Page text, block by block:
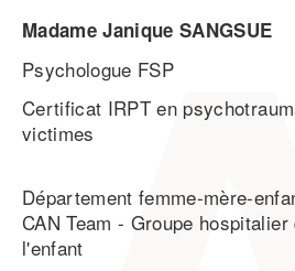
Madame Janique SANGSUE
Psychologue FSP
Certificat IRPT en
victimes
Département femme-mère-
CAN Team - Groupe
l'enfant